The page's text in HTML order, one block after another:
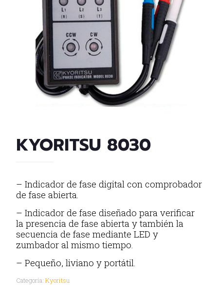
KYORITSU 8030
– Indicador de fase digital con comprobador
de fase abierta.
– Indicador de fase diseñado para verificar
la presencia de fase abierta y también la
secuencia de fase mediante LED y
zumbador al mismo tiempo.
– Pequeño, liviano y portátil.
Categoría: Kyoritsu